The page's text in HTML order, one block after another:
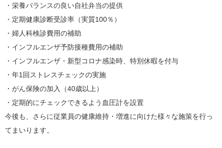
・栄養バランスの良い自社弁当の提供
・定期健康診断受診率（実質100％）
・婦人科検診費用の補助
・インフルエンザ予防接種費用の補助
・インフルエンザ・新型コロナ感染時、特別休暇を付与
・年1回ストレスチェックの実施
・がん保険の加入（40歳以上）
・定期的にチェックできるよう血圧計を設置
今後も、さらに従業員の健康維持・増進に向けた様々な施策を行っ
てまいります。